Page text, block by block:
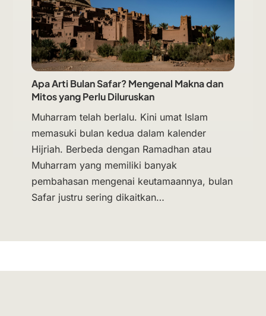
Apa Arti Bulan Safar? Mengenal Makna dan
Mitos yang Perlu Diluruskan
Muharram telah berlalu. Kini umat Islam
memasuki bulan kedua dalam kalender
Hijriah. Berbeda dengan Ramadhan atau
Muharram yang memiliki banyak
pembahasan mengenai keutamaannya, bulan
Safar justru sering dikaitkan…